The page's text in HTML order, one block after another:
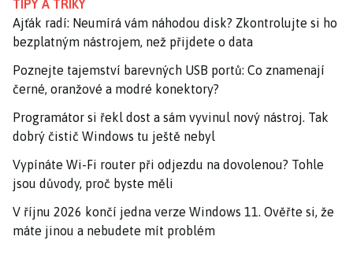
TIPY A TRIKY
Ajťák radí: Neumírá vám náhodou disk? Zkontrolujte si ho
bezplatným nástrojem, než přijdete o data
Poznejte tajemství barevných USB portů: Co znamenají
černé, oranžové a modré konektory?
Programátor si řekl dost a sám vyvinul nový nástroj. Tak
dobrý čistič Windows tu ještě nebyl
Vypínáte Wi-Fi router při odjezdu na dovolenou? Tohle
jsou důvody, proč byste měli
V říjnu 2026 končí jedna verze Windows 11. Ověřte si, že
máte jinou a nebudete mít problém